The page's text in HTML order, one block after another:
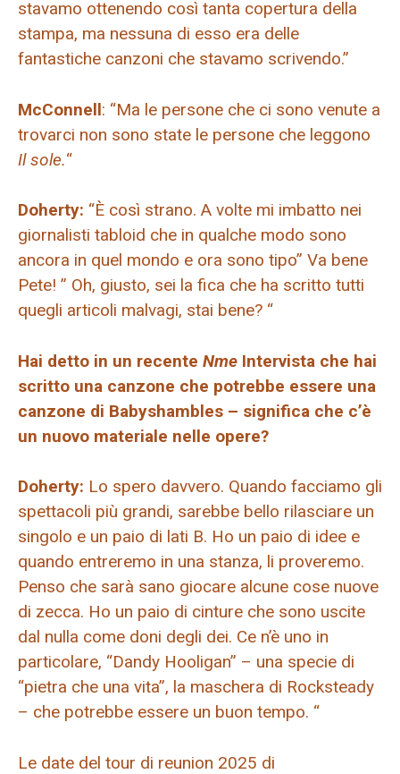
stavamo ottenendo così tanta copertura della
stampa, ma nessuna di esso era delle
fantastiche canzoni che stavamo scrivendo.”
McConnell: “Ma le persone che ci sono venute a
trovarci non sono state le persone che leggono
Il sole.“
Doherty: “È così strano. A volte mi imbatto nei
giornalisti tabloid che in qualche modo sono
ancora in quel mondo e ora sono tipo” Va bene
Pete! ” Oh, giusto, sei la fica che ha scritto tutti
quegli articoli malvagi, stai bene? “
Hai detto in un recente Nme Intervista che hai
scritto una canzone che potrebbe essere una
canzone di Babyshambles – significa che c’è
un nuovo materiale nelle opere?
Doherty: Lo spero davvero. Quando facciamo gli
spettacoli più grandi, sarebbe bello rilasciare un
singolo e un paio di lati B. Ho un paio di idee e
quando entreremo in una stanza, li proveremo.
Penso che sarà sano giocare alcune cose nuove
di zecca. Ho un paio di cinture che sono uscite
dal nulla come doni degli dei. Ce n’è uno in
particolare, “Dandy Hooligan” – una specie di
“pietra che una vita”, la maschera di Rocksteady
– che potrebbe essere un buon tempo. “
Le date del tour di reunion 2025 di